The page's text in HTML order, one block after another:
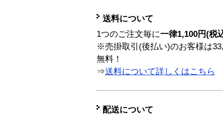
送料について
1つのご注文毎に一律1,100円(税
※売掛取引(後払い)のお客様は
無料！
⇒送料について詳しくはこちら
配送について